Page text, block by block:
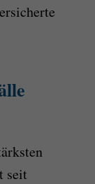
seit